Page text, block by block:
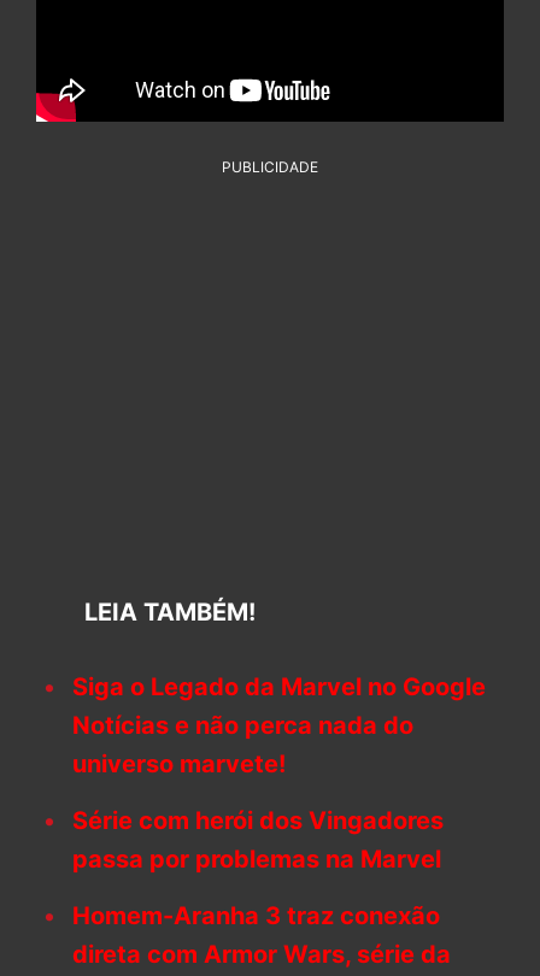
PUBLICIDADE
LEIA TAMBÉM!
Siga o Legado da Marvel no Google
Notícias e não perca nada do
universo marvete!
Série com herói dos Vingadores
passa por problemas na Marvel
Homem-Aranha 3 traz conexão
direta com Armor Wars, série da